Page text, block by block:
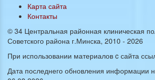
Карта сайта
Контакты
© 34 Центральная районная клиническая
Советского района г.Минска, 2010 - 2026
При использовании материалов c сайта
Дата последнего обновления информации